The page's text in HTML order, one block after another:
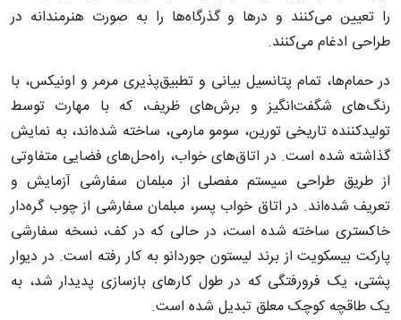
را تعیین می‌کنند و درها و گذرگاه‌ها را به صورت هنرمندانه در
طراحی ادغام می‌کنند.
در حمام‌ها، تمام پتانسیل بیانی و تطبیق‌پذیری مرمر و اونیکس، با
رنگ‌های شگفت‌انگیز و برش‌های ظریف، که با مهارت توسط
تولیدکننده تاریخی تورین، سومو مارمی، ساخته شده‌اند، به نمایش
گذاشته شده است. در اتاق‌های خواب، راه‌حل‌های فضایی متفاوتی
از طریق طراحی سیستم مفصلی از مبلمان سفارشی آزمایش و
تعریف شده‌اند. در اتاق خواب پسر، مبلمان سفارشی از چوب گره‌دار
خاکستری ساخته شده است، در حالی که در کف، نسخه سفارشی
پارکت بیسکویت از برند لیستون جوردانو به کار رفته است. در دیوار
پشتی، یک فرورفتگی که در طول کارهای بازسازی پدیدار شد، به
یک طاقچه کوچک معلق تبدیل شده است.